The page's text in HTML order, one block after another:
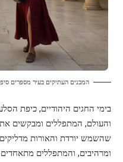
המבנים העתיקים בעיר מספרים
בימי החגים היהודיים, כיפת
והעולם, המתפללים ומבקשים
שהשמש יורדת והאורות
ומרהיבים, והמתפללים